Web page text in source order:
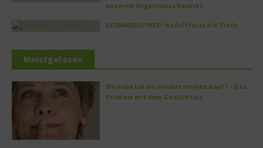
unserem Organismus bewirkt
DERMADROP MED: Nadelfrei in die Tiefe
Meistgelesen
Wo habe ich nur wieder meinen Kopf? – Das
Problem mit dem Gedächtnis